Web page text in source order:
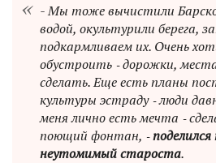
- Мы тоже вычистили
водой, окультурили берега,
подкармливаем их. Очень
обустроить ‑ дорожки,
сделать. Еще есть планы
культуры эстраду ‑ люди
меня лично есть мечта ‑
поющий фонтан, ‑
неутомимый староста.